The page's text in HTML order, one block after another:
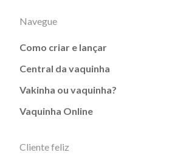
Navegue
Como criar e lançar
Central da vaquinha
Vakinha ou vaquinha?
Vaquinha Online
Cliente feliz